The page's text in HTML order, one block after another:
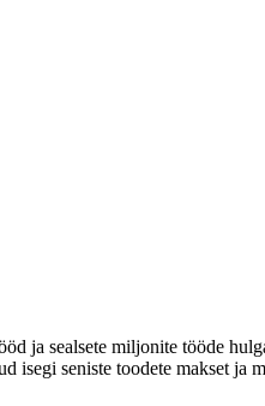
ja sealsete miljonite tööde
seniste toodete makset ja